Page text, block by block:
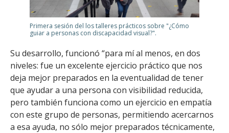
Primera sesión del los talleres prácticos sobre "¿Cómo
guiar a personas con discapacidad visual?".
Su desarrollo, funcionó “para mí al menos, en dos
niveles: fue un excelente ejercicio práctico que nos
deja mejor preparados en la eventualidad de tener
que ayudar a una persona con visibilidad reducida,
pero también funciona como un ejercicio en empatía
con este grupo de personas, permitiendo acercarnos
a esa ayuda, no sólo mejor preparados técnicamente,